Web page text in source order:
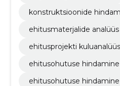
konstruktsioonide
ehitusmaterjalide analüüs
ehitusprojekti kuluanalüüs
ehitusohutuse
ehitusohutuse hindamine